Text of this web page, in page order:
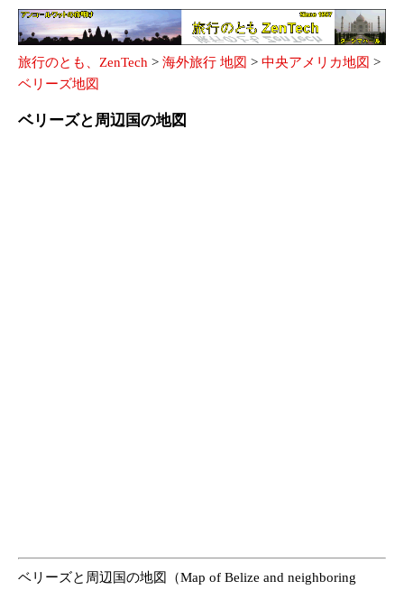
旅行のとも、ZenTech > 海外旅行 地図 > 中央アメリカ地図 >
ベリーズ地図
ベリーズと周辺国の地図
ベリーズと周辺国の地図（Map of Belize and neighboring